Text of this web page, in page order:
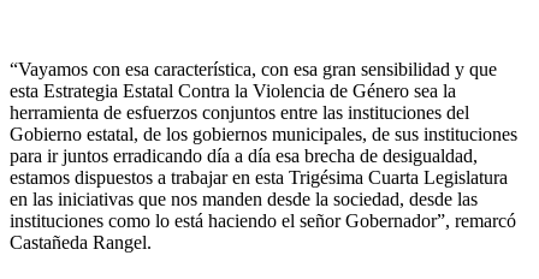
“Vayamos con esa característica, con esa gran sensibilidad y que
esta Estrategia Estatal Contra la Violencia de Género sea la
herramienta de esfuerzos conjuntos entre las instituciones del
Gobierno estatal, de los gobiernos municipales, de sus instituciones
para ir juntos erradicando día a día esa brecha de desigualdad,
estamos dispuestos a trabajar en esta Trigésima Cuarta Legislatura
en las iniciativas que nos manden desde la sociedad, desde las
instituciones como lo está haciendo el señor Gobernador”, remarcó
Castañeda Rangel.